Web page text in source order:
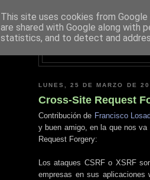
LUNES, 25 DE MARZO DE
Cross-Site Request
Contribución de Francisco
y buen amigo, en la que nos
Request Forgery:
Los ataques CSRF o XSRF
empresas en sus aplicaciones
This site uses cookies from
are shared with Google along with
statistics, and to detect and